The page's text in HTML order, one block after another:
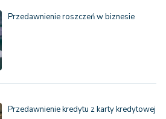
Przedawnienie roszczeń w biznesie
Przedawnienie kredytu z karty kredytowej